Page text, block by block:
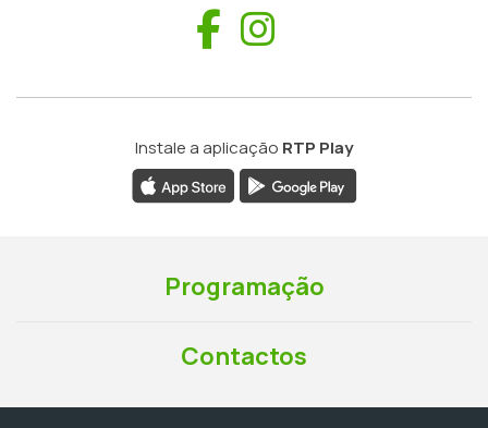
Facebook
Instale a aplicação RTP Play
Programação
Contactos